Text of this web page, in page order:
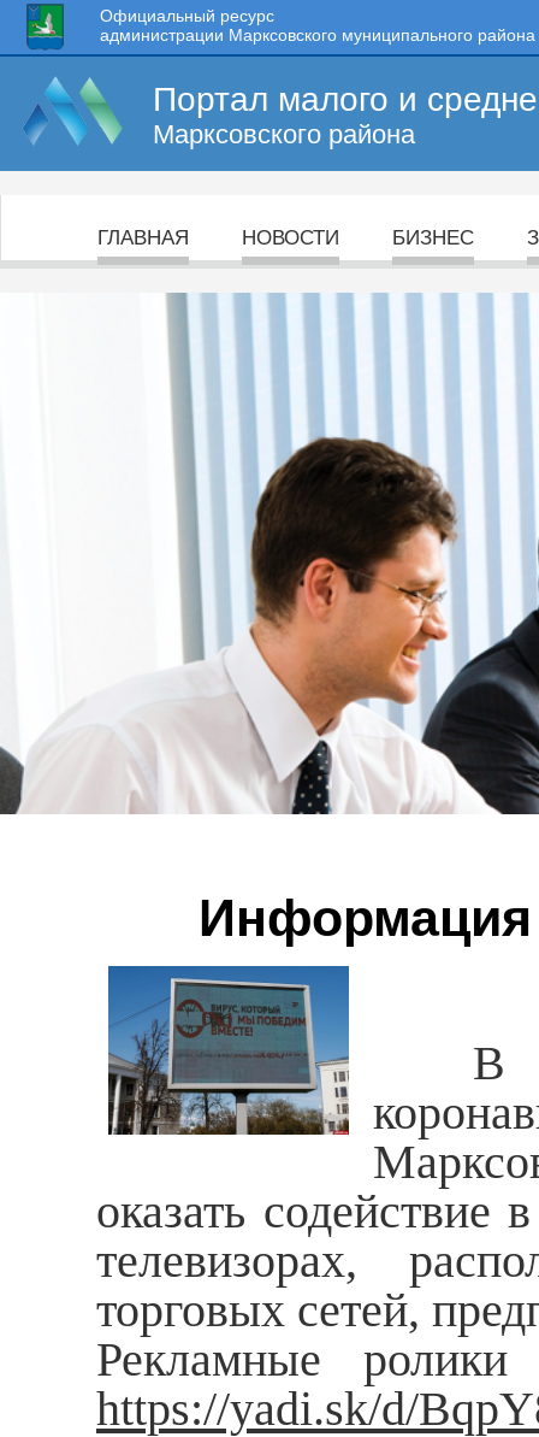
Официальный ресурс
администрации Марксовского муниципального района
Портал малого и
Марксовского района
ГЛАВНАЯ НОВОСТИ БИЗНЕС
Информация
В
оказать содействие
телевизорах,
торговых сетей,
Рекламные
https://yadi.sk/d/